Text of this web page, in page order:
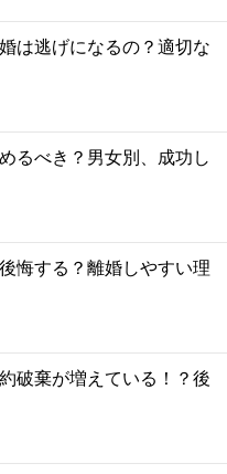
は逃げになるの？適切な
るべき？男女別、成功し
悔する？離婚しやすい理
破棄が増えている！？後